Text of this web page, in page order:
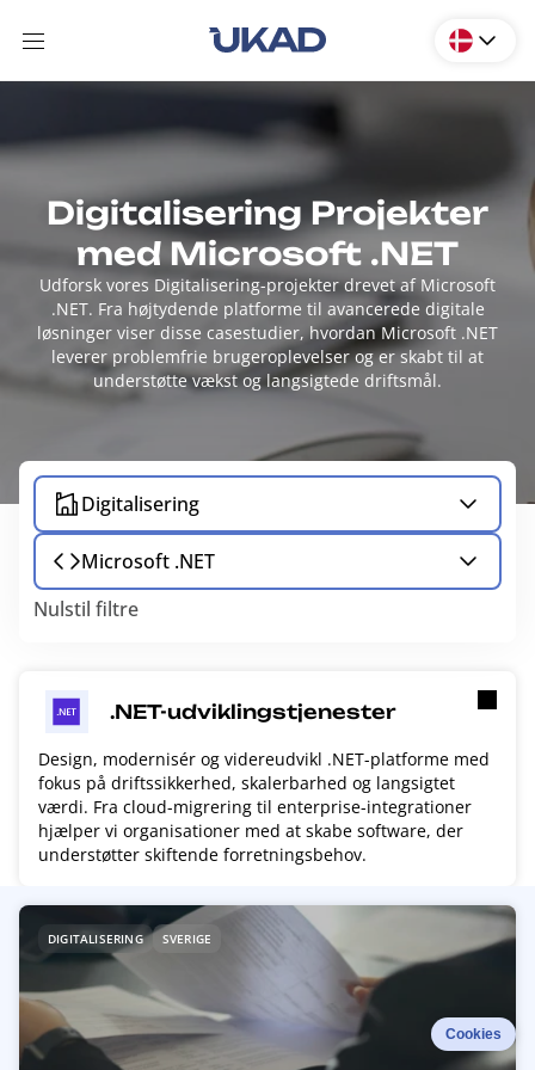
Digitalisering Projekter
med Microsoft .NET
Udforsk vores Digitalisering-projekter drevet af Microsoft
.NET. Fra højtydende platforme til avancerede digitale
løsninger viser disse casestudier, hvordan Microsoft .NET
leverer problemfrie brugeroplevelser og er skabt til at
understøtte vækst og langsigtede driftsmål.
Digitalisering
Microsoft .NET
Nulstil filtre
.NET-udviklingstjenester
Design, modernisér og videreudvikl .NET-platforme med
fokus på driftssikkerhed, skalerbarhed og langsigtet
værdi. Fra cloud-migrering til enterprise-integrationer
hjælper vi organisationer med at skabe software, der
understøtter skiftende forretningsbehov.
R
d
m
o
DIGITALISERING SVERIGE
Cookies